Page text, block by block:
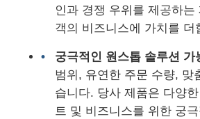
인과 경쟁 우위를 제공하는
객의 비즈니스에 가치를 더
궁극적인 원스톱 솔루션 가
범위, 유연한 주문 수량, 맞
습니다. 당사 제품은 다양
트 및 비즈니스를 위한 궁